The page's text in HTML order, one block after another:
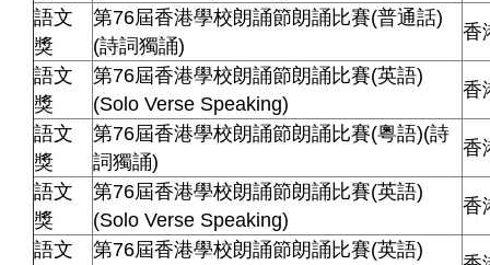
語文
獎
第76屆香港學校朗誦節朗誦比賽(普通話)
(詩詞獨誦)
香
語文
獎
第76屆香港學校朗誦節朗誦比賽(英語)
(Solo Verse Speaking)
香
語文
獎
第76屆香港學校朗誦節朗誦比賽(粵語)(詩
詞獨誦)
香
語文
獎
第76屆香港學校朗誦節朗誦比賽(英語)
(Solo Verse Speaking)
香
語文
第76屆香港學校朗誦節朗誦比賽(英語)